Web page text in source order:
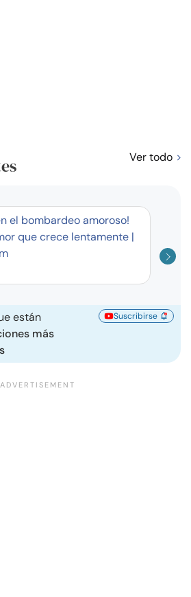
Ver todo
el bombardeo amoroso!
que crece lentamente |
están
más
Suscribirse